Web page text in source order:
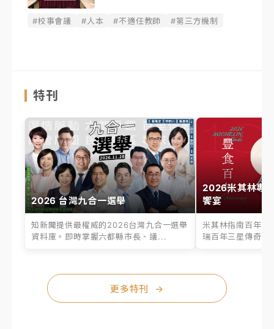
#校事會議 #人本 #不適任教師 #第三方機制
特刊
2026 台灣九合一選舉
知新聞提供最權威的2026台灣九合一選舉
資料庫。即時掌握六都縣市長、議...
2026米其林專
饗宴
米其林指南百年之
瑞百年三星傳奇、
更多特刊 →